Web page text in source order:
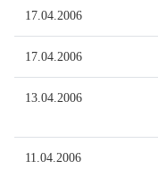
17.04.2006
17.04.2006
13.04.2006
11.04.2006